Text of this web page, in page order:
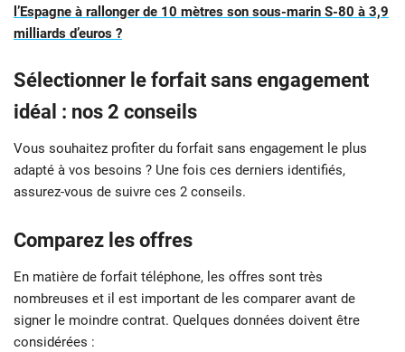
l’Espagne à rallonger de 10 mètres son sous-marin S-80 à 3,9
milliards d’euros ?
Sélectionner le forfait sans engagement
idéal : nos 2 conseils
Vous souhaitez profiter du forfait sans engagement le plus
adapté à vos besoins ? Une fois ces derniers identifiés,
assurez-vous de suivre ces 2 conseils.
Comparez les offres
En matière de forfait téléphone, les offres sont très
nombreuses et il est important de les comparer avant de
signer le moindre contrat. Quelques données doivent être
considérées :